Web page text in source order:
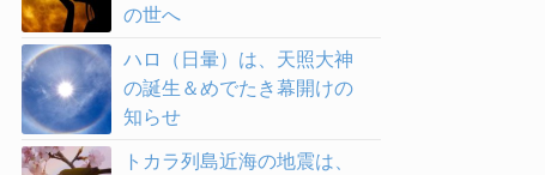
の世へ
ハロ（日暈）は、天照大神
の誕生＆めでたき幕開けの
知らせ
トカラ列島近海の地震は、